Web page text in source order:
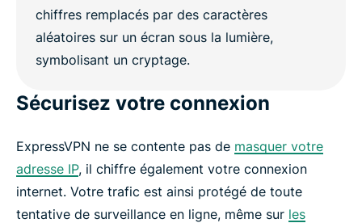
Sécurisez votre connexion
ExpressVPN ne se contente pas de masquer votre
adresse IP, il chiffre également votre connexion
internet. Votre trafic est ainsi protégé de toute
tentative de surveillance en ligne, même sur les